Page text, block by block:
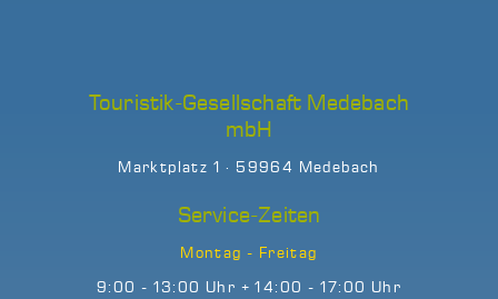
Touristik-Gesellschaft Medebach
mbH
Marktplatz 1 · 59964 Medebach
Service-Zeiten
Montag - Freitag
9:00 - 13:00 Uhr + 14:00 - 17:00 Uhr